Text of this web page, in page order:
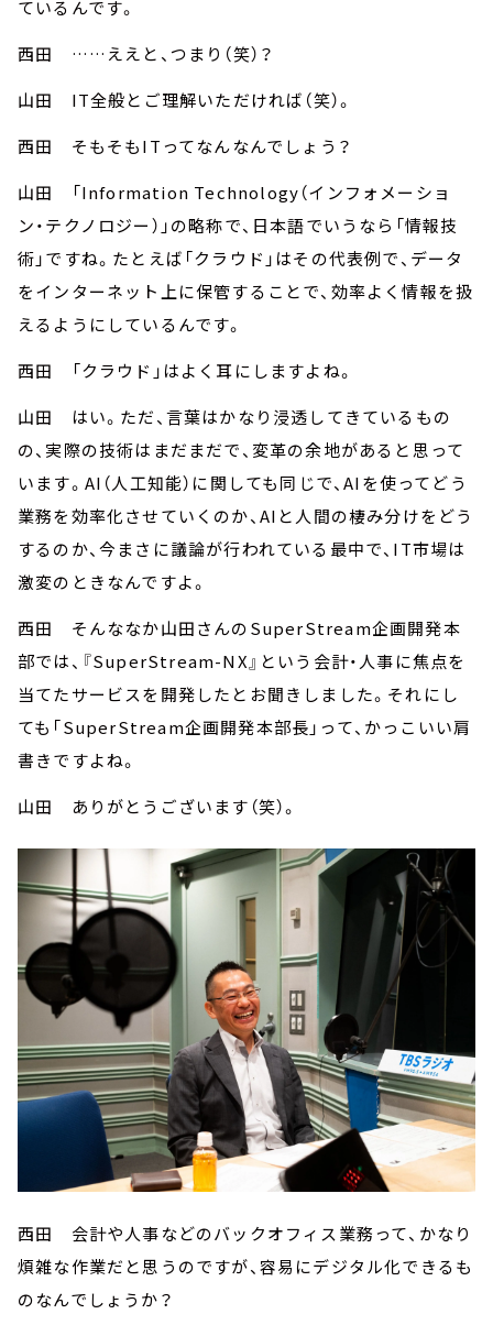
ているんです。
西田 ……ええと、つまり（笑）？
山田 IT全般とご理解いただければ（笑）。
西田 そもそもITってなんなんでしょう？
山田 「Information Technology（インフォメーショ
ン・テクノロジー）」の略称で、日本語でいうなら「情報技
術」ですね。たとえば「クラウド」はその代表例で、データ
をインターネット上に保管することで、効率よく情報を扱
えるようにしているんです。
西田 「クラウド」はよく耳にしますよね。
山田 はい。ただ、言葉はかなり浸透してきているもの
の、実際の技術はまだまだで、変革の余地があると思って
います。AI（人工知能）に関しても同じで、AIを使ってどう
業務を効率化させていくのか、AIと人間の棲み分けをどう
するのか、今まさに議論が行われている最中で、IT市場は
激変のときなんですよ。
西田 そんななか山田さんのSuperStream企画開発本
部では、『SuperStream-NX』という会計・人事に焦点を
当てたサービスを開発したとお聞きしました。それにし
ても「SuperStream企画開発本部長」って、かっこいい肩
書きですよね。
山田 ありがとうございます（笑）。
西田 会計や人事などのバックオフィス業務って、かなり
煩雑な作業だと思うのですが、容易にデジタル化できるも
のなんでしょうか？